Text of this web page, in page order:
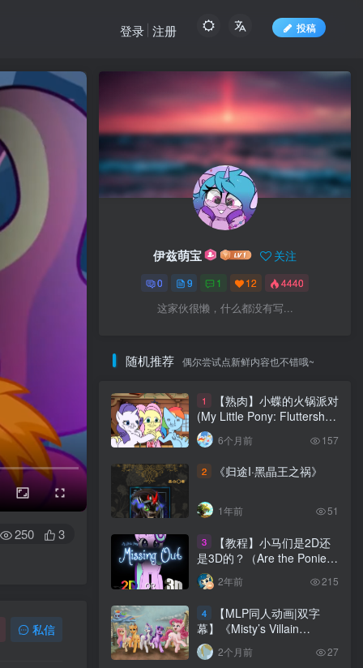
投稿
登录 注册
250 3
私信
伊兹萌宝 关注
0 9 1 12 4440
这家伙很懒，什么都没有写...
随机推荐 偶尔尝试点新鲜内容也不错哦~
1
【熟肉】小蝶的火锅派对
(My Little Pony: Fluttershy’s
Hot Pot Party)
6个月前 157
2 《归途I·黑晶王之祸》
1年前 51
3
【教程】小马们是2D还
是3D的？（Are the Ponies
2D or 3D？）
2年前 215
4
【MLP同人动画|双字
幕】《Misty’s Villain
Training (米丝蒂の恶棍特
训）》2个月前 27